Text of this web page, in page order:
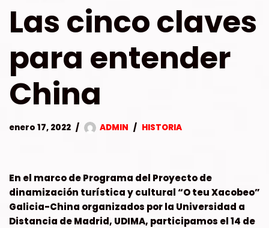
Las cinco claves
para entender
China
enero 17, 2022 ADMIN HISTORIA
En el marco de Programa del Proyecto de
dinamización turística y cultural “O teu Xacobeo”
Galicia-China organizados por la Universidad a
Distancia de Madrid, UDIMA, participamos el 14 de